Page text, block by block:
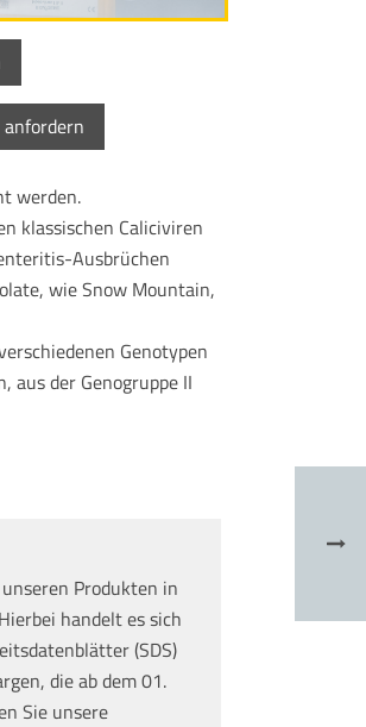
werden.
klassischen Caliciviren
Ausbrüchen
wie Snow Mountain,
Genotypen
aus der Genogruppe II
Produkten in
handelt es sich
(SDS)
die ab dem 01.
Sie unsere